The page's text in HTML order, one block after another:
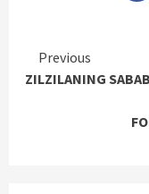
Continue
Reading
Previous
ZILZILANING